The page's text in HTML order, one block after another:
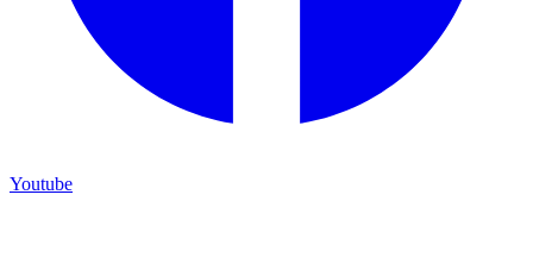
Youtube